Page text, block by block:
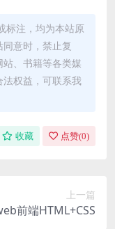
标注，均为本站原
意时，禁止复
、书籍等各类媒
权益，可联系我
收藏 点赞(0)
上一篇
前端HTML+CSS